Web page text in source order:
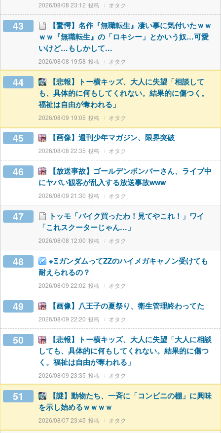
2026/08/08 23:12 オタク
43
【驚愕】名作『無職転生』凄い事に気付いたｗｗ
ｗｗ『無職転生』の「ロキシー」とかいう奴…可愛
いけど…もしかして…
2026/08/08 19:58 オタク
44
【悲報】トー横キッズ、大人に失望「相談して
も、具体的に何もしてくれない。結果的に傷つく。
福祉は自由が奪われる」
2026/08/09 19:05 オタク
45 【画像】週刊少年マガジン、限界突破
2026/08/08 22:35 オタク
46
【放送事故】ゴールデンボンバーさん、ライブ中
にヤバい観客が乱入する放送事故www
2026/08/09 21:30 オタク
47
トッモ「バイク買ったわ！見てやこれ！」ワイ
「これスクーターじゃん…」
2026/08/08 12:00 オタク
48
※ΞガンダムってZZのハイメガキャノン受けても
耐えられるの？
2026/08/09 22:02 オタク
49 【画像】八王子の夏祭り、衛生管理終わってた
2026/08/09 22:20 オタク
50
【悲報】トー横キッズ、大人に失望「大人に相談
しても、具体的に何もしてくれない。結果的に傷つ
く。福祉は自由が奪われる」
2026/08/09 23:35 オタク
51
【謎】動物たち、一斉に「コンビニの棚」に興味
を示し始めるｗｗｗｗ
2026/08/07 23:45 オタク